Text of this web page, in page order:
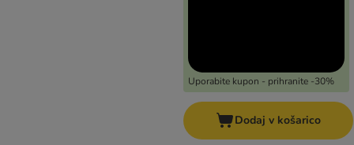
Uporabite kupon - prihranite -30%
Dodaj v košarico